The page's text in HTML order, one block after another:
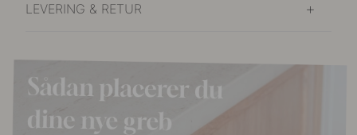
LEVERING & RETUR